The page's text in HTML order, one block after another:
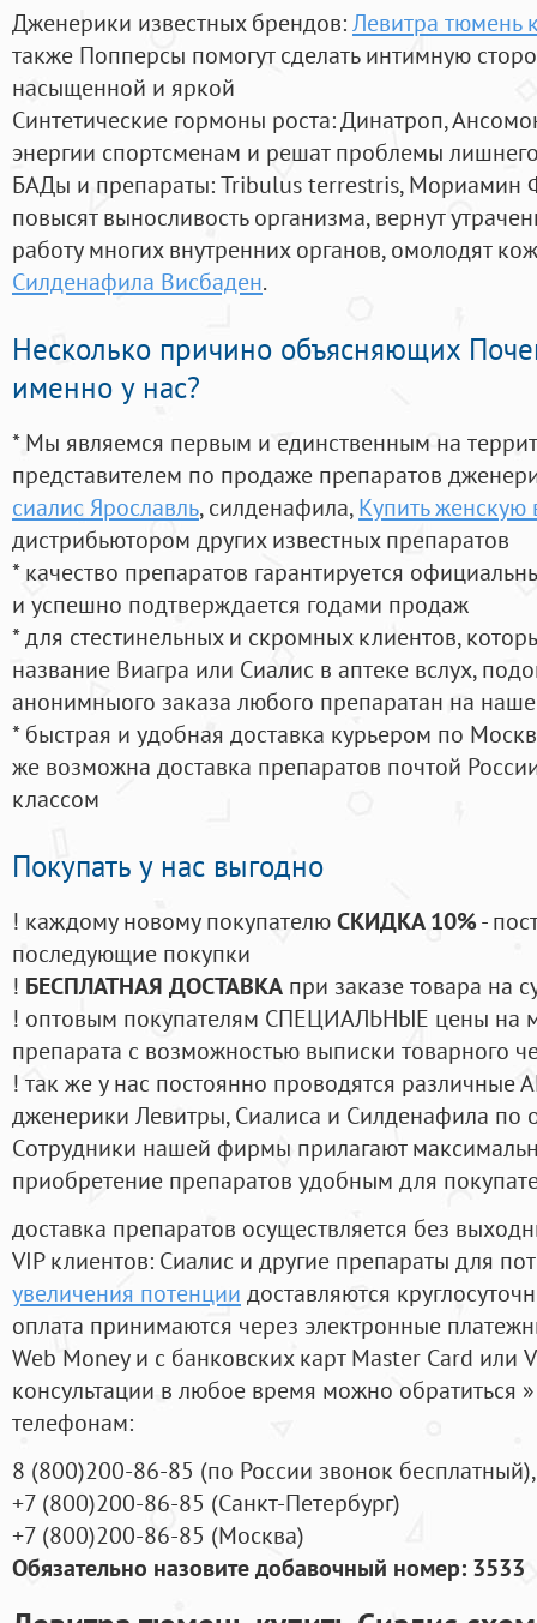
Дженерики известных брендов:Левитра тюмень
также Попперсы помогут сделать интимную
насыщенной и яркой
Синтетические гормоны роста: Динатроп,
энергии спортсменам и решат проблемы
БАДы и препараты:Tribulus terrestris, Мориамин
повысят выносливость организма, вернут
работу многих внутренних органов, омолодят
Силденафила Висбаден.
Несколько причино объясняющих
именно у нас?
* Мы являемся первым и единственным на
представителем по продаже препаратов
сиалис Ярославль, силденафила, Купить женскую
дистрибьютором других известных препаратов
* качество препаратов гарантируется
и успешно подтверждается годами продаж
* для стестинельных и скромных клиентов,
название Виагра или Сиалис в аптеке вслух,
анонимныого заказа любого препаратан на
* быстрая и удобная доставка курьером по
же возможна доставка препаратов почтой
классом
Покупать у нас выгодно
! каждому новому покупателюСКИДКА 10%-
последующие покупки
! БЕСПЛАТНАЯ ДОСТАВКА при заказе товара на
! оптовым покупателям СПЕЦИАЛЬНЫЕ цены на
препарата с возможностью выписки товарного
! так же у нас постоянно проводятся
дженерики Левитры, Сиалиса и Силденафила по
Cотрудники нашей фирмы прилагают
приобретение препаратов удобным для
доставка препаратов осуществляется без
VIP клиентов: Сиалис и другие препараты для
увеличения потенции доставляются
оплата принимаются через электронные
Web Money и с банковских карт Master Card или
консультации в любое время можно обратиться
телефонам:
8 (800)200-86-85 (по России звонок бесплатный),
+7 (800)200-86-85 (Санкт-Петербург)
+7 (800)200-86-85 (Москва)
Обязательно назовите добавочный номер: 3533